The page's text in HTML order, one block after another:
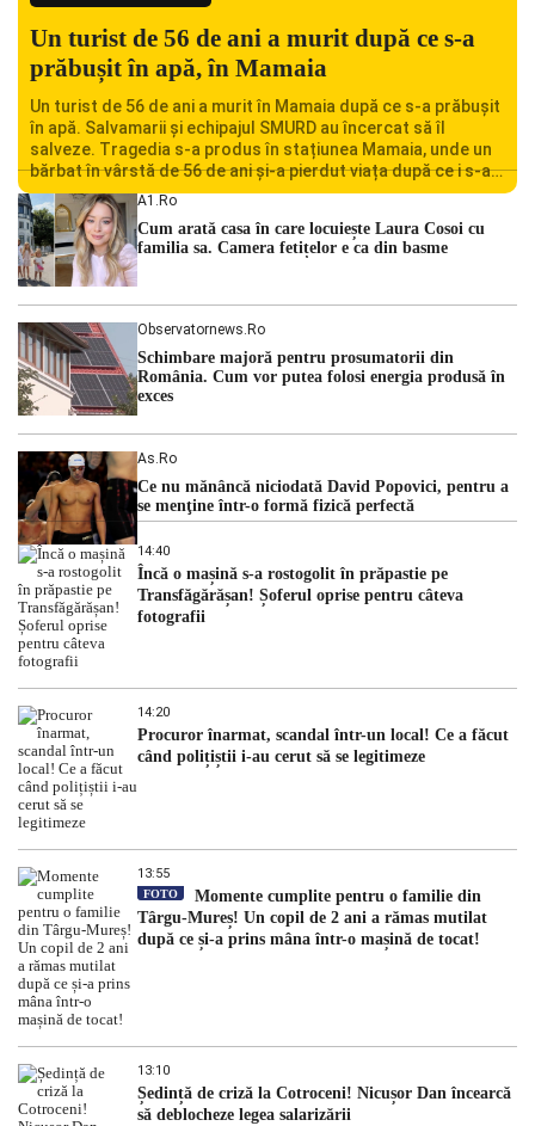
Un turist de 56 de ani a murit după ce s-a
prăbușit în apă, în Mamaia
Un turist de 56 de ani a murit în Mamaia după ce s-a prăbușit
în apă. Salvamarii și echipajul SMURD au încercat să îl
salveze. Tragedia s-a produs în stațiunea Mamaia, unde un
bărbat în vârstă de 56 de ani și-a pierdut viața după ce i s-a
făcut rău în timp ce se afla în […]
A1.ro
Cum arată casa în care locuiește Laura Cosoi cu
familia sa. Camera fetițelor e ca din basme
Observatornews.ro
Schimbare majoră pentru prosumatorii din
România. Cum vor putea folosi energia produsă în
exces
As.ro
Ce nu mănâncă niciodată David Popovici, pentru a
se menţine într-o formă fizică perfectă
14:40
Încă o mașină s-a rostogolit în prăpastie pe
Transfăgărășan! Șoferul oprise pentru câteva
fotografii
14:20
Procuror înarmat, scandal într-un local! Ce a făcut
când polițiștii i-au cerut să se legitimeze
13:55
FOTO
Momente cumplite pentru o familie din
Târgu-Mureș! Un copil de 2 ani a rămas mutilat
după ce și-a prins mâna într-o mașină de tocat!
13:10
Ședință de criză la Cotroceni! Nicușor Dan încearcă
să deblocheze legea salarizării